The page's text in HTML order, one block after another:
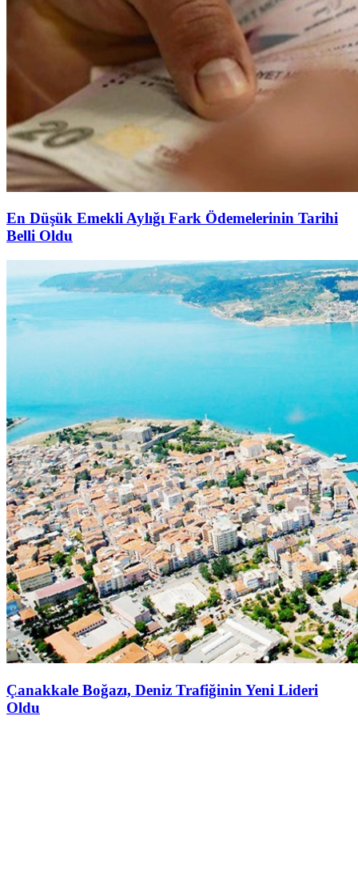
En Düşük Emekli Aylığı Fark Ödemelerinin Tarihi
Belli Oldu
Çanakkale Boğazı, Deniz Trafiğinin Yeni Lideri
Oldu